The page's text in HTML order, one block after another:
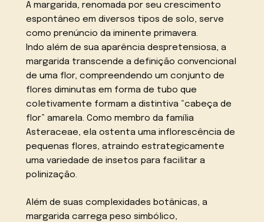
A margarida, renomada por seu crescimento
espontâneo em diversos tipos de solo, serve
como prenúncio da iminente primavera.
Indo além de sua aparência despretensiosa, a
margarida transcende a definição convencional
de uma flor, compreendendo um conjunto de
flores diminutas em forma de tubo que
coletivamente formam a distintiva “cabeça de
flor” amarela. Como membro da família
Asteraceae, ela ostenta uma inflorescência de
pequenas flores, atraindo estrategicamente
uma variedade de insetos para facilitar a
polinização.
Além de suas complexidades botânicas, a
margarida carrega peso simbólico,